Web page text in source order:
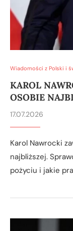
Wiadomości z Polski i
KAROL
OSOBIE
17.07.2026
Karol Nawrocki
najbliższej.
pożyciu i jakie